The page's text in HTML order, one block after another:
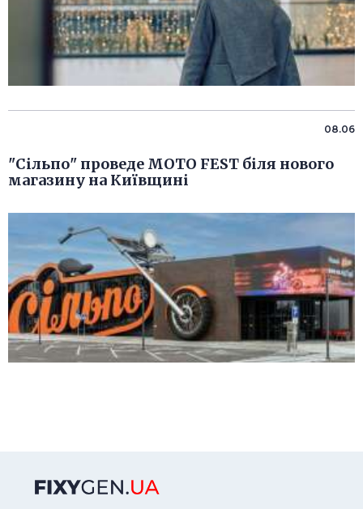
08.06
"Сільпо" проведе MOTO FEST біля нового
магазину на Київщині